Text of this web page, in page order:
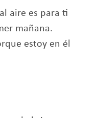
aire es para ti
mañana.
estoy en él